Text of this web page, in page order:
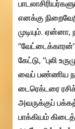
எனக்கு
முடியும்.
கேட்டு, “புலி
வைப் பண்ணிய
டைரெக்டரை
அவருக்குப்
பாக்கியம்